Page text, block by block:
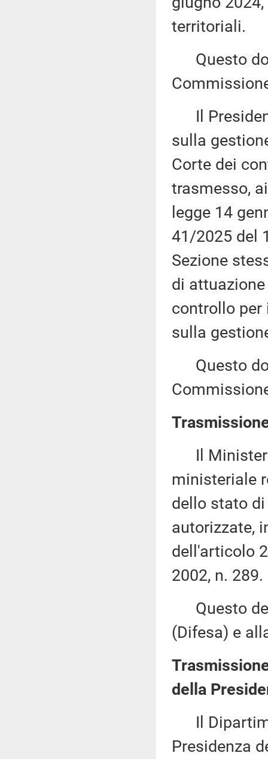
territoriali.
Questo
Il
sulla
Corte dei
trasmesso,
legge 14
41/2025 del
Sezione
di
controllo per
sulla
Questo
Il
ministeriale
dello stato
autorizzate,
dell'articolo
2002, n. 289.
Questo
(Difesa) e
della
Il
Presidenza